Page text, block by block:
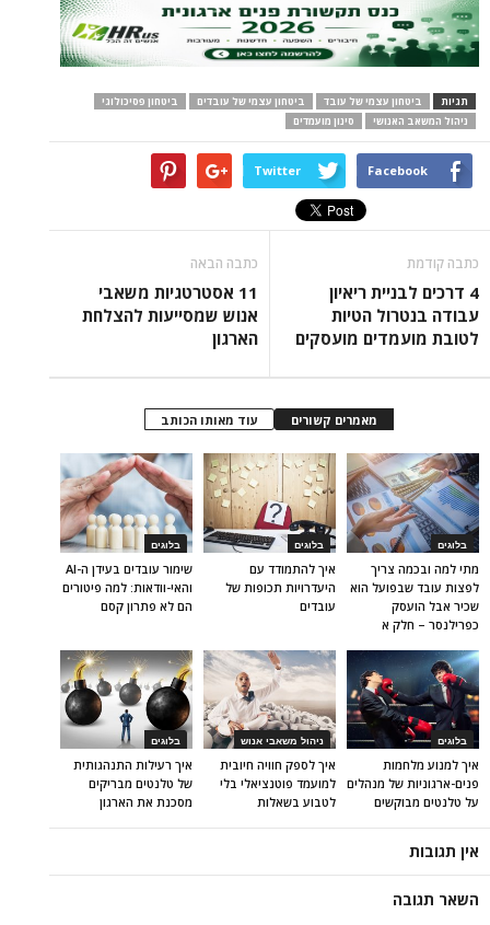
תגיות ביטחון עצמי של עובד ביטחון עצמי של עובדים
ביטחון פסיכולוגי
ניהול המשאב האנושי
סינון מועמדים
Facebook
Twitter
כתבה קודמת
4 דרכים לבניית ריאיון
עבודה בנטרול הטיות
לטובת מועמדים מועסקים
כתבה הבאה
11 אסטרטגיות משאבי
אנוש שמסייעות להצלחת
הארגון
מאמרים קשורים עוד מאותו הכותב
בלוגים
שימור עובדים בעידן ה-AI
והאי-וודאות: למה פיטורים
הם לא פתרון קסם
בלוגים
איך להתמודד עם
היעדרויות תכופות של
עובדים
בלוגים
מתי למה ובכמה צריך
לפצות עובד שבפועל הוא
שכיר אבל הועסק
כפרילנסר – חלק א
בלוגים
איך רעילות התנהגותית
של טלנטים מבריקים
מסכנת את הארגון
ניהול משאבי אנוש
איך לספק חוויה חיובית
למועמד פוטנציאלי בלי
לטבוע בשאלות
בלוגים
איך למנוע מלחמות
פנים-ארגוניות של מנהלים
על טלנטים מבוקשים
אין תגובות
השאר תגובה